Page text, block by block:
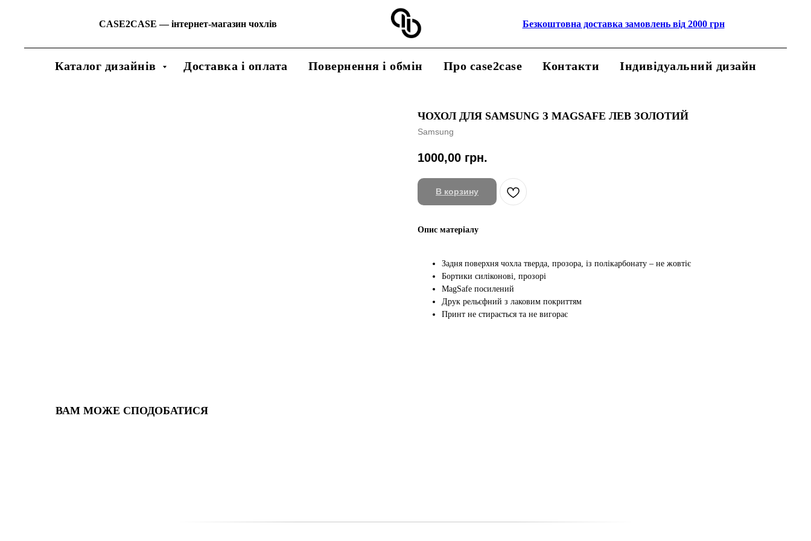
CASE2CASE—інтернет-магазин чохлів Безкоштовна доставка замовлень від 2000 грн
Каталог дизайнів Доставка і оплата Повернення і обмін Про case2case Контакти Індивідуальний дизайн
ЧОХОЛ ДЛЯ SAMSUNG З MAGSAFE ЛЕВ ЗОЛОТИЙ
Samsung
1000,00 грн.
В корзину
Опис матеріалу
Задня поверхня чохла тверда, прозора, із полікарбонату – не жовтіє
Бортики силіконові, прозорі
MagSafe посилений
Друк рельєфний з лаковим покриттям
Принт не стирається та не вигорає
ВАМ МОЖЕ СПОДОБАТИСЯ